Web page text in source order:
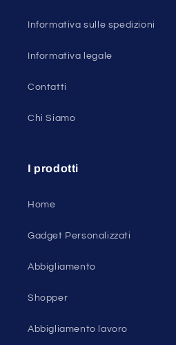
Informativa sulle spedizioni
Informativa legale
Contatti
Chi Siamo
I prodotti
Home
Gadget Personalizzati
Abbigliamento
Shopper
Abbigliamento lavoro